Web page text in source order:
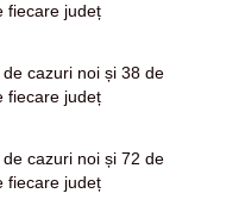
fiecare județ
cazuri noi și 38 de
fiecare județ
cazuri noi și 72 de
fiecare județ